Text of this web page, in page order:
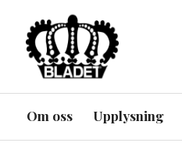
Om oss Upplysning